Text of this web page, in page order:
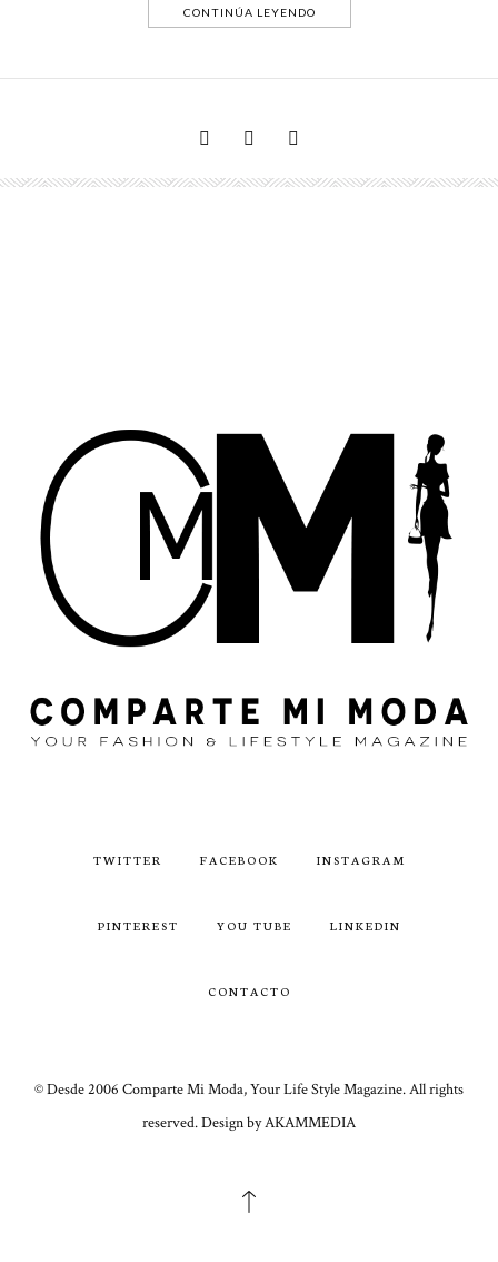
CONTINÚA LEYENDO
TWITTER FACEBOOK INSTAGRAM
PINTEREST YOU TUBE LINKEDIN
CONTACTO
© Desde 2006 Comparte Mi Moda, Your Life Style Magazine. All rights
reserved. Design by AKAMMEDIA